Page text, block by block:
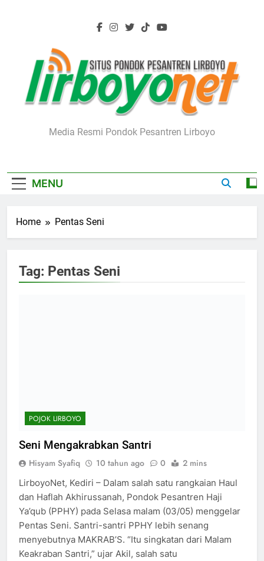
Lirboyo.net
Media Resmi Pondok Pesantren Lirboyo
MENU
Home Pentas Seni
Tag: Pentas Seni
POJOK LIRBOYO
Seni Mengakrabkan Santri
Hisyam Syafiq 10 tahun ago 0 2 mins
LirboyoNet, Kediri – Dalam salah satu rangkaian Haul
dan Haflah Akhirussanah, Pondok Pesantren Haji
Ya’qub (PPHY) pada Selasa malam (03/05) menggelar
Pentas Seni. Santri-santri PPHY lebih senang
menyebutnya MAKRAB’S. “Itu singkatan dari Malam
Keakraban Santri,” ujar Akil, salah satu